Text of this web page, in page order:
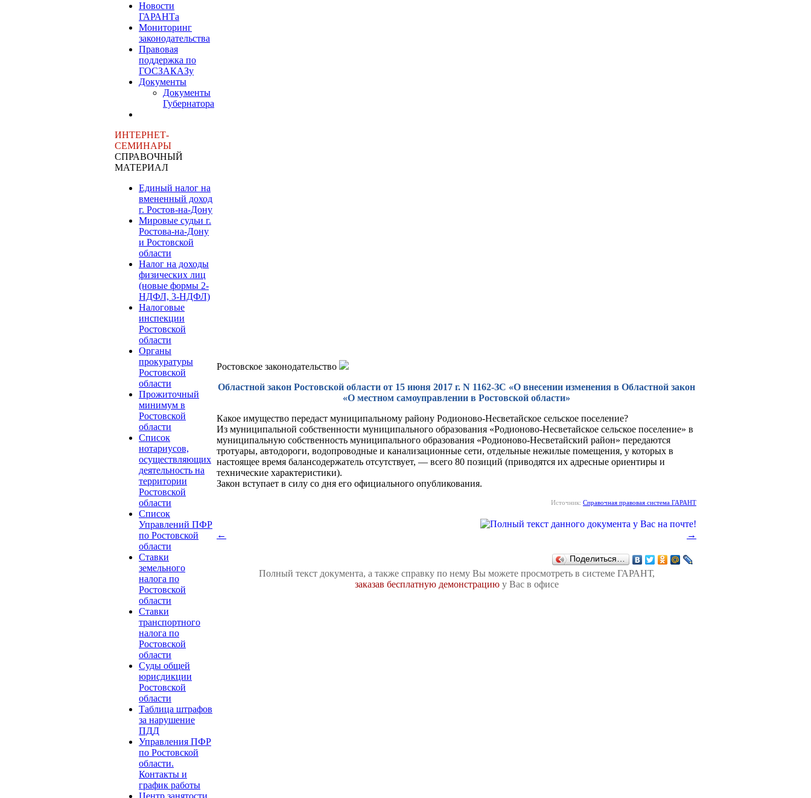
Новости
ГАРАНТа
Мониторинг
законодательства
Правовая
поддержка по
ГОСЗАКАЗу
Документы
Документы
Губернатора
ИНТЕРНЕТ-
СЕМИНАРЫ
СПРАВОЧНЫЙ
МАТЕРИАЛ
Единый налог на
вмененный доход
г. Ростов-на-Дону
Мировые судьи г.
Ростова-на-Дону
и Ростовской
области
Налог на доходы
физических лиц
(новые формы 2-
НДФЛ, 3-НДФЛ)
Налоговые
инспекции
Ростовской
области
Органы
прокуратуры
Ростовской
области
Прожиточный
минимум в
Ростовской
области
Список
нотариусов,
осуществляющих
деятельность на
территории
Ростовской
области
Список
Управлений ПФР
по Ростовской
области
Ставки
земельного
налога по
Ростовской
области
Ставки
транспортного
налога по
Ростовской
области
Суды общей
юрисдикции
Ростовской
области
Таблица штрафов
за нарушение
ПДД
Управления ПФР
по Ростовской
области.
Контакты и
график работы
Центр занятости
Ростовское законодательство
Областной закон Ростовской области от 15 июня 2017 г. N 1162-ЗС «О внесении изменения в Областной закон
«О местном самоуправлении в Ростовской области»
Какое имущество передаст муниципальному району Родионово-Несветайское сельское поселение?
Из муниципальной собственности муниципального образования «Родионово-Несветайское сельское поселение» в
муниципальную собственность муниципального образования «Родионово-Несветайский район» передаются
тротуары, автодороги, водопроводные и канализационные сети, отдельные нежилые помещения, у которых в
настоящее время балансодержатель отсутствует, — всего 80 позиций (приводятся их адресные ориентиры и
технические характеристики).
Закон вступает в силу со дня его официального опубликования.
Источник: Справочная правовая система ГАРАНТ
← →
Поделиться…
Полный текст документа, а также справку по нему Вы можете просмотреть в системе ГАРАНТ,
заказав бесплатную демонстрациюу Вас в офисе